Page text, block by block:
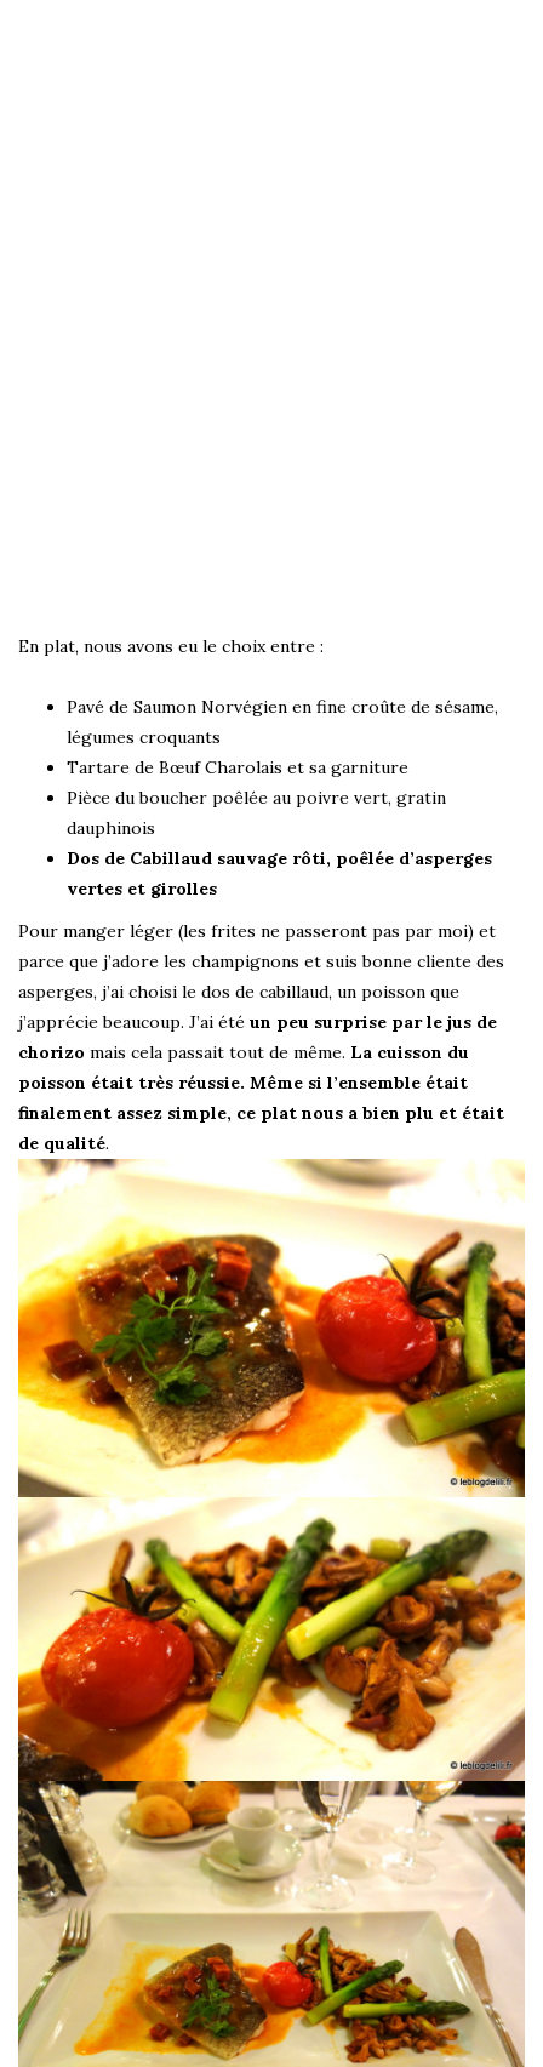
En plat, nous avons eu le choix entre :
Pavé de Saumon Norvégien en fine croûte de sésame,
légumes croquants
Tartare de Bœuf Charolais et sa garniture
Pièce du boucher poêlée au poivre vert, gratin
dauphinois
Dos de Cabillaud sauvage rôti, poêlée d’asperges
vertes et girolles
Pour manger léger (les frites ne passeront pas par moi) et
parce que j’adore les champignons et suis bonne cliente des
asperges, j’ai choisi le dos de cabillaud, un poisson que
j’apprécie beaucoup. J’ai été un peu surprise par le jus de
chorizo mais cela passait tout de même. La cuisson du
poisson était très réussie. Même si l’ensemble était
finalement assez simple, ce plat nous a bien plu et était
de qualité.